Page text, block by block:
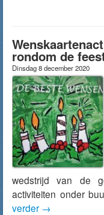
rondom de
Dinsdag 8 december 2020
wedstrijd van de
activiteiten onder
verder →